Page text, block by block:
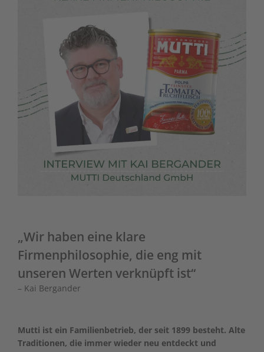
„Wir haben eine klare
Firmenphilosophie, die eng mit
unseren Werten verknüpft ist“
– Kai Bergander
Mutti ist ein Familienbetrieb, der seit 1899 besteht. Alte
Traditionen, die immer wieder neu entdeckt und